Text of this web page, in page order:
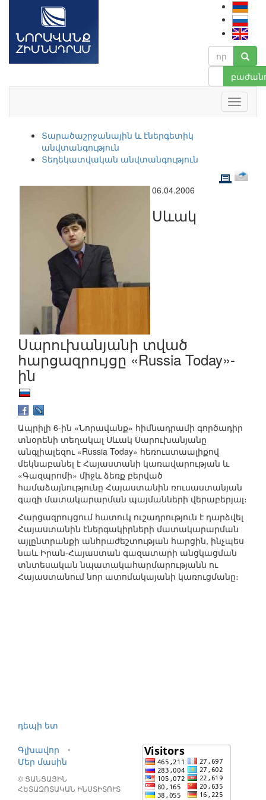
Տարածաշրջանային և էներգետիկ
անվտանգություն
Տեղեկատվական անվտանգություն
06.04.2006
Սևակ
Սարուխանյանի տված
հարցազրույցը «Russia Today»-
ին
Ապրիլի 6-ին «Նորավանք» հիմնադրամի գործադիր
տնօրենի տեղակալ Սևակ Սարուխանյանը
անգլիալեզու «Russia Today» հեռուստաալիքով
մեկնաբանել է Հայաստանի կառավարության և
«Գազպրոմի» միջև ձեռք բերված
համաձայնությունը Հայաստանին ռուսաստանյան
գազի մատակարարման պայմանների վերաբերյալ։
Հարցազրույցում հատուկ ուշադրություն է դարձվել
Հայաստանին էներգակիրների մատակարարման
այլընտրանքի անհրաժեշտության հարցին, ինչպես
նաև Իրան-Հայաստան գազատարի անցկացման
տնտեսական նպատակահարմարությանն ու
Հայաստանում նոր ատոմակայանի կառուցմանը։
դեպի ետ
Գլխավոր
⋅
Մեր մասին
© ՑԱՆՑԱՅԻՆ
ՀԵՏԱԶՈՏԱԿԱՆ ԻՆՍՏԻՏՈՒՏ